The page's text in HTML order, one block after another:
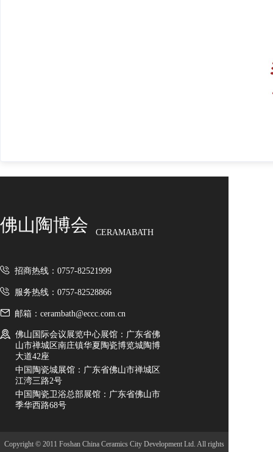
佛山陶博会 CERAMABATH
招商热线：0757-82521999
服务热线：0757-82528866
邮箱：cerambath@eccc.com.cn
佛山国际会议展览中心展馆：广东省佛
山市禅城区南庄镇华夏陶瓷博览城陶博
大道42座
中国陶瓷城展馆：广东省佛山市禅城区
江湾三路2号
中国陶瓷卫浴总部展馆：广东省佛山市
季华西路68号
Copyright © 2011 Foshan China Ceramics City Development Ltd. All rights